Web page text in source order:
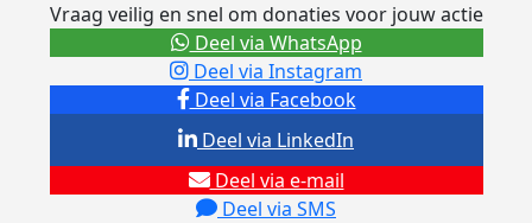
Vraag veilig en snel om donaties voor jouw actie
Deel via Facebook
Deel via Instagram
Deel via e-mail
Deel via SMS
Deel via LinkedIn
Deel via WhatsApp